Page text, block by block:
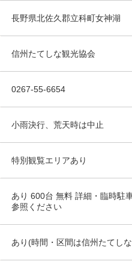
長野県北佐久郡立科町女神湖
信州たてしな観光協会
0267-55-6654
小雨決行、荒天時は中止
特別観覧エリアあり
あり 600台 無料 詳細・臨時駐
参照ください
あり(時間・区間は信州たてし